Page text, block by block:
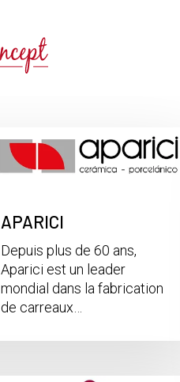
APARICI
Depuis plus de 60 ans,
Aparici est un leader
mondial dans la fabrication
de carreaux…